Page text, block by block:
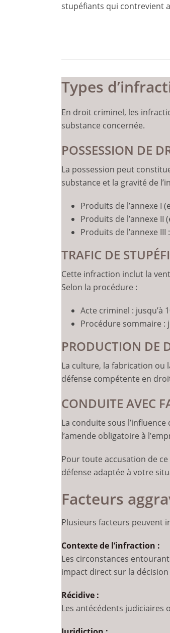
stupéfiants qui contrevient
Types
En droit criminel, les
substance concernée.
POSSESSION DE
La possession peut
substance et la gravité de
Produits de l’annexe I
Produits de l’annexe II
Produits de l’annexe
TRAFIC DE
Cette infraction inclut la
Selon la procédure :
Acte criminel : jusqu’à
Procédure sommaire :
PRODUCTION DE
La culture, la fabrication ou
défense compétente en
CONDUITE AVEC
La conduite sous
l’amende obligatoire à
Pour toute accusation de
défense adaptée à votre
Facteurs
Plusieurs facteurs peuvent
Contexte de l’infraction :
Les circonstances
impact direct sur la
Récidive :
Les antécédents judiciaires